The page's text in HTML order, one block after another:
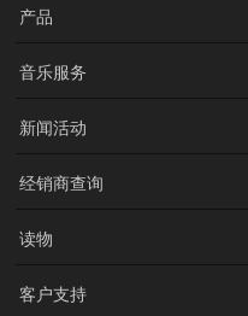
产品
音乐服务
新闻活动
经销商查询
读物
客户支持